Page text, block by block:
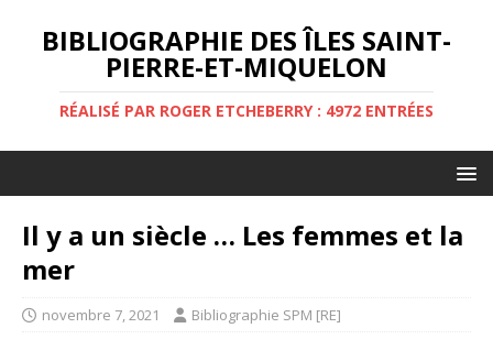
BIBLIOGRAPHIE DES ÎLES SAINT-
PIERRE-ET-MIQUELON
RÉALISÉ PAR ROGER ETCHEBERRY : 4972 ENTRÉES
Il y a un siècle … Les femmes et la
mer
novembre 7, 2021 Bibliographie SPM [RE]